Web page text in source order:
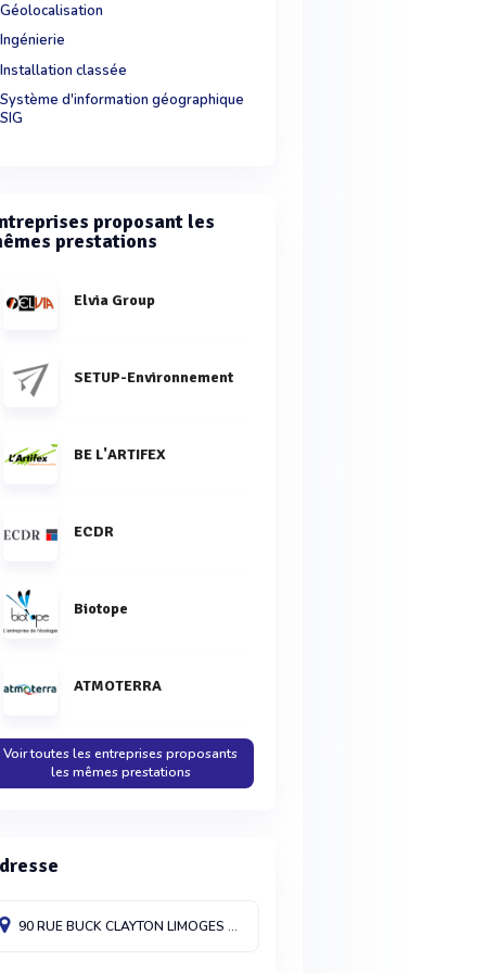
Géolocalisation
Ingénierie
Installation classée
Système d'information géographique
SIG
proposant les
prestations
Elvia Group
SETUP-Environnement
BE L'ARTIFEX
ECDR
Biotope
ATMOTERRA
Voir toutes les entreprises proposants
les mêmes prestations
90 RUE BUCK CLAYTONLIMOGES 87100